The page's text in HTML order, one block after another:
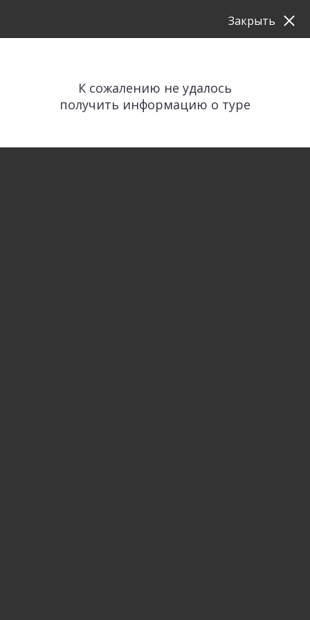
К сожалению не удалось
получить информацию о туре
Закрыть